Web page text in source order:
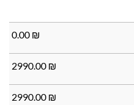
₪
0.00
₪
2990.00
₪
2990.00